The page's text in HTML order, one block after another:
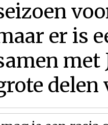
er is
met
delen